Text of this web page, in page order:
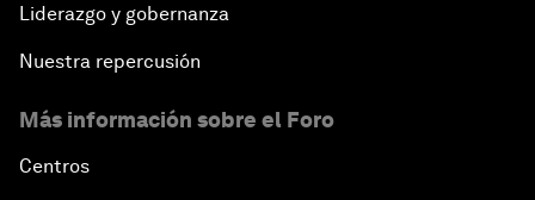
Liderazgo y gobernanza
Nuestra repercusión
Más información sobre el Foro
Centros